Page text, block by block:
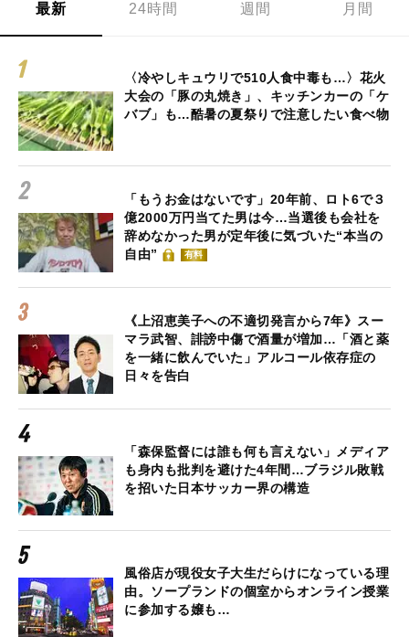
最新 24時間 週間 月間
〈冷やしキュウリで510人食中毒も…〉花火
大会の「豚の丸焼き」、キッチンカーの「ケ
バブ」も…酷暑の夏祭りで注意したい食べ物
「もうお金はないです」20年前、ロト6で３
億2000万円当てた男は今…当選後も会社を
辞めなかった男が定年後に気づいた“本当の
自由”
有料
《上沼恵美子への不適切発言から7年》スー
マラ武智、誹謗中傷で酒量が増加…「酒と薬
を一緒に飲んでいた」アルコール依存症の
日々を告白
「森保監督には誰も何も言えない」メディア
も身内も批判を避けた4年間…ブラジル敗戦
を招いた日本サッカー界の構造
風俗店が現役女子大生だらけになっている理
由。ソープランドの個室からオンライン授業
に参加する嬢も…